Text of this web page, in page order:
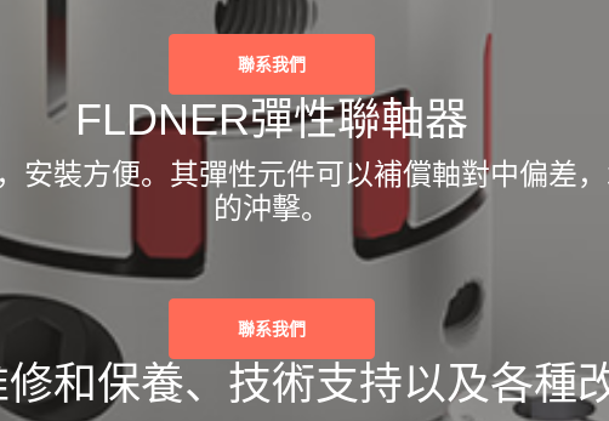
聯系我們
FLDNER彈性聯軸器
安裝方便。其彈性元件可以補償軸對中偏差
的沖擊。
聯系我們
和保養、技術支持以及各種